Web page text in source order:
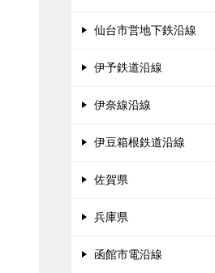
仙台市営地下鉄沿線
伊予鉄道沿線
伊奈線沿線
伊豆箱根鉄道沿線
佐賀県
兵庫県
函館市電沿線